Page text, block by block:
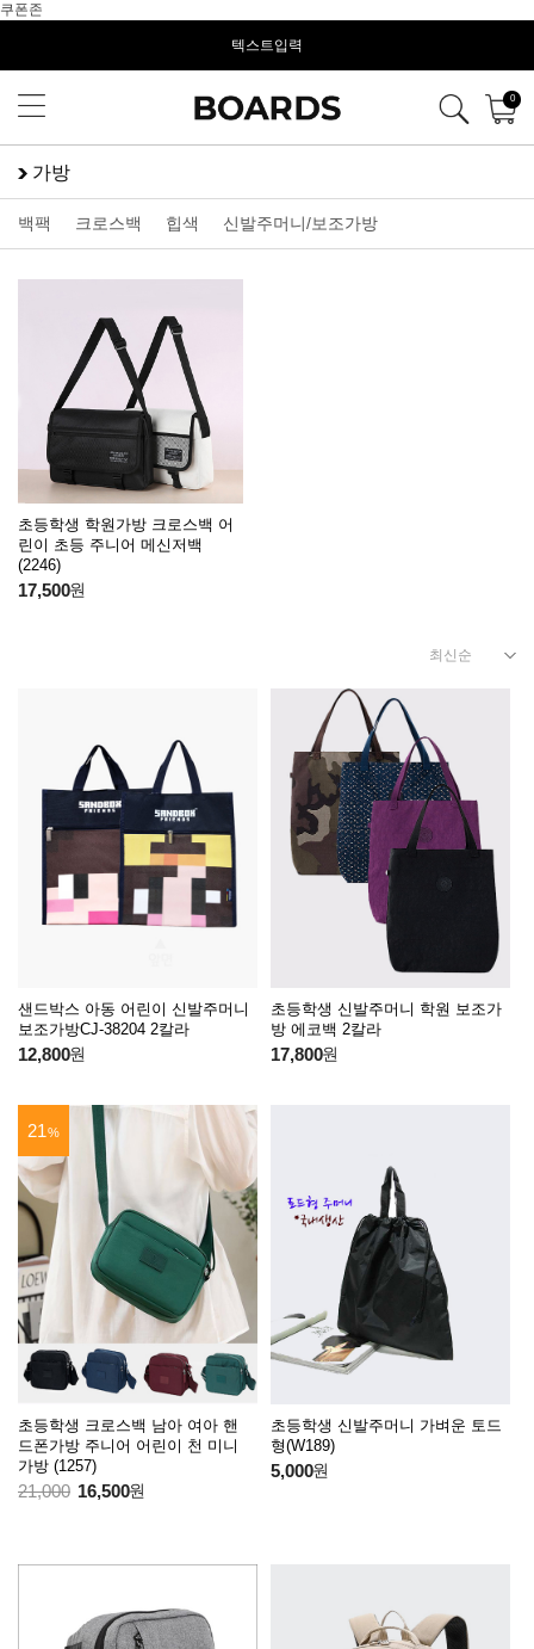
쿠폰존
텍스트입력
0
가방
백팩 크로스백 힙색 신발주머니/보조가방
초등학생 학원가방 크로스백 어
린이 초등 주니어 메신저백
(2246)
17,500원
샌드박스 아동 어린이 신발주머니
보조가방CJ-38204 2칼라
12,800원
초등학생 신발주머니 학원 보조가
방 에코백 2칼라
17,800원
21%
초등학생 크로스백 남아 여아 핸
드폰가방 주니어 어린이 천 미니
가방 (1257)
21,000 16,500원
초등학생 신발주머니 가벼운 토드
형(W189)
5,000원